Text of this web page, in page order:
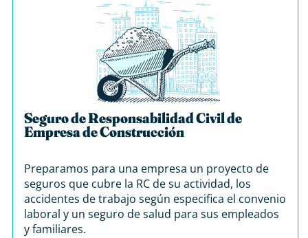
Seguro de Responsabilidad Civil de
Empresa de Construcción
Preparamos para una empresa un proyecto de
seguros que cubre la RC de su actividad, los
accidentes de trabajo según especifica el convenio
laboral y un seguro de salud para sus empleados
y familiares.